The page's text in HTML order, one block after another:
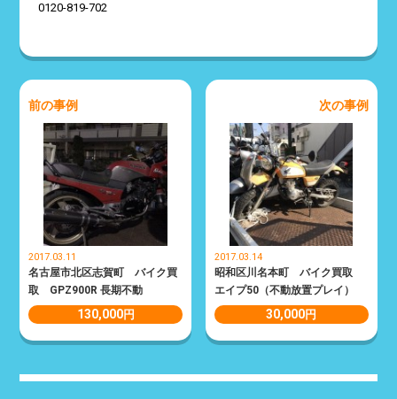
0120-819-702
前の事例
2017.03.11
名古屋市北区志賀町 バイク買
取 GPZ900R 長期不動
130,000円
次の事例
2017.03.14
昭和区川名本町 バイク買取
エイプ50（不動放置プレイ）
30,000円